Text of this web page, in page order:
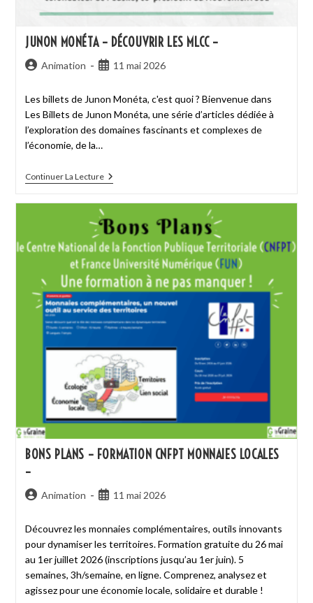
JUNON MONÉTA – DÉCOUVRIR LES MLCC –
Animation 11 mai 2026
Les billets de Junon Monéta, c'est quoi ? Bienvenue dans
Les Billets de Junon Monéta, une série d’articles dédiée à
l’exploration des domaines fascinants et complexes de
l’économie, de la…
Continuer La Lecture
BONS PLANS – FORMATION CNFPT MONNAIES LOCALES
–
Animation 11 mai 2026
Découvrez les monnaies complémentaires, outils innovants
pour dynamiser les territoires. Formation gratuite du 26 mai
au 1er juillet 2026 (inscriptions jusqu’au 1er juin). 5
semaines, 3h/semaine, en ligne. Comprenez, analysez et
agissez pour une économie locale, solidaire et durable !